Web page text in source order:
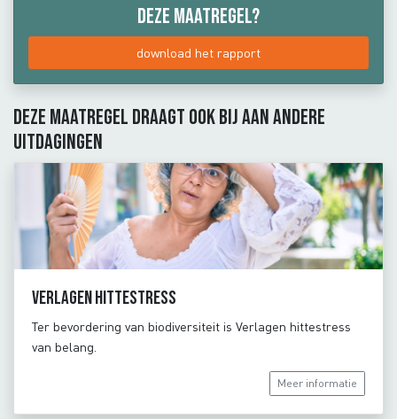
deze maatregel?
download het rapport
Deze maatregel draagt ook bij aan andere
uitdagingen
Verlagen hittestress
Ter bevordering van biodiversiteit is Verlagen hittestress
van belang.
Meer informatie